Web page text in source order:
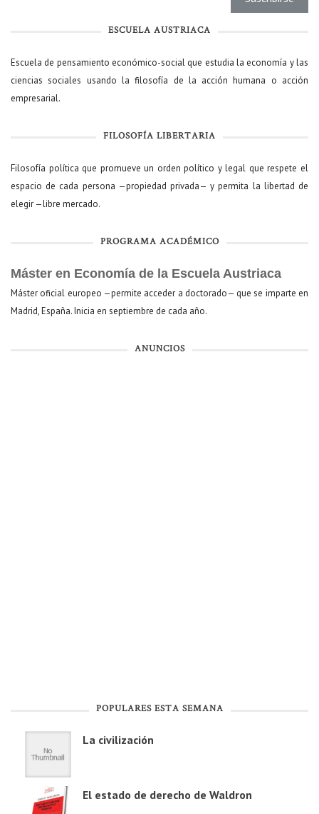
ESCUELA AUSTRIACA
Escuela de pensamiento económico-social que estudia la economía y las
ciencias sociales usando la filosofía de la acción humana o acción
empresarial.
FILOSOFÍA LIBERTARIA
Filosofía política que promueve un orden político y legal que respete el
espacio de cada persona —propiedad privada— y permita la libertad de
elegir —libre mercado.
PROGRAMA ACADÉMICO
Máster en Economía de la Escuela Austriaca
Máster oficial europeo —permite acceder a doctorado— que se imparte en
Madrid, España. Inicia en septiembre de cada año.
ANUNCIOS
POPULARES ESTA SEMANA
La civilización
El estado de derecho de Waldron